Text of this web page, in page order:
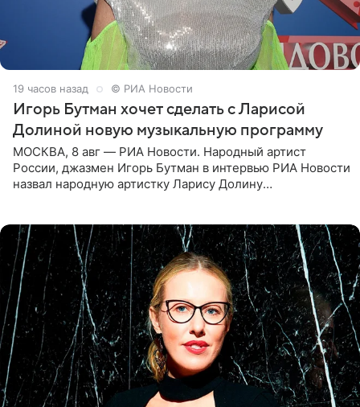
19 часов назад © РИА Новости
Игорь Бутман хочет сделать с Ларисой
Долиной новую музыкальную программу
МОСКВА, 8 авг — РИА Новости. Народный артист
России, джазмен Игорь Бутман в интервью РИА Новости
назвал народную артистку Ларису Долину